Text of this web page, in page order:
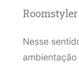
Roomstyler
Nesse